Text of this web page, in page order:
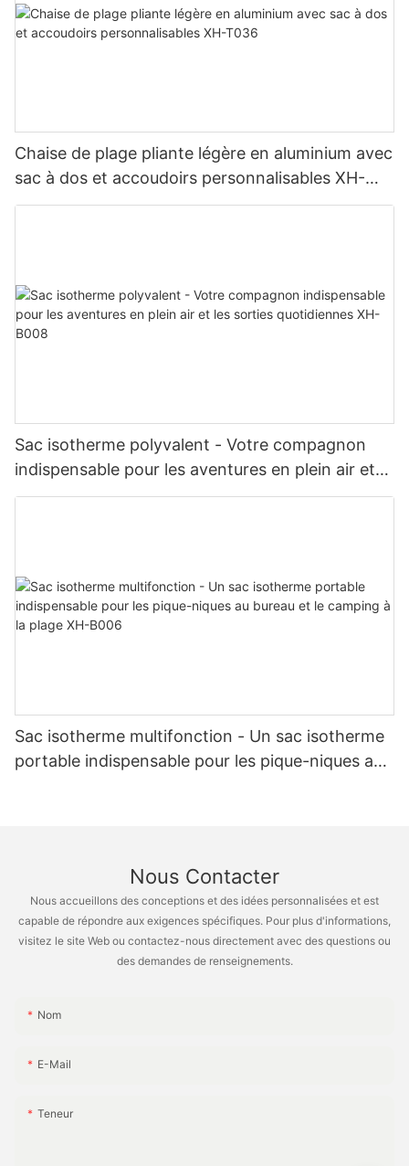
Chaise de plage pliante légère en aluminium avec
sac à dos et accoudoirs personnalisables XH-
T036
Sac isotherme polyvalent - Votre compagnon
indispensable pour les aventures en plein air et
les sorties quotidiennes XH-B008
Sac isotherme multifonction - Un sac isotherme
portable indispensable pour les pique-niques au
Nous Contacter
Nous accueillons des conceptions et des idées personnalisées et est
capable de répondre aux exigences spécifiques. Pour plus d'informations,
visitez le site Web ou contactez-nous directement avec des questions ou
des demandes de renseignements.
Nom
E-Mail
Teneur